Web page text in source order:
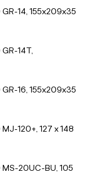
14, 155x209x35
14T,
16, 155x209x35
120+, 127 x 148
20UC-BU, 105